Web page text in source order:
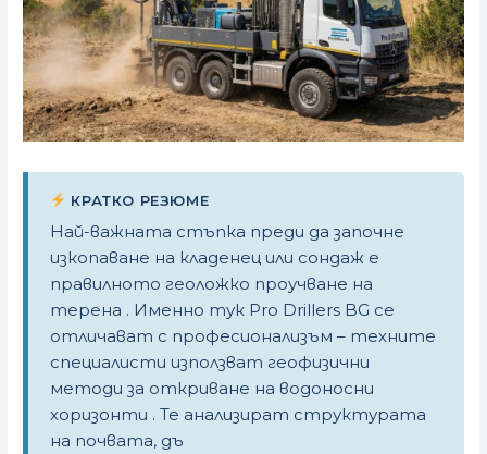
КРАТКО РЕЗЮМЕ
Най-важната стъпка преди да започне
изкопаване на кладенец или сондаж е
правилното геоложко проучване на
терена . Именно тук Pro Drillers BG се
отличават с професионализъм – техните
специалисти използват геофизични
методи за откриване на водоносни
хоризонти . Те анализират структурата
на почвата, дъ